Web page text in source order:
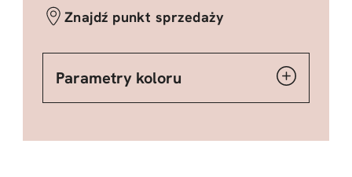
Znajdź punkt sprzedaży
Parametry koloru